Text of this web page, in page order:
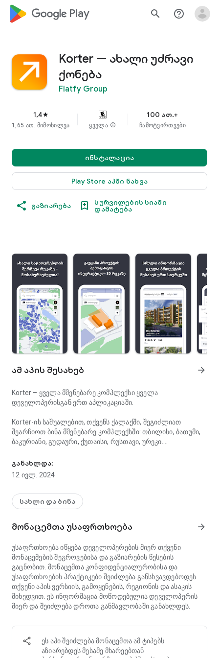
google_logo Play search help_outline
Korter — ახალი უძრავი
ქონება
Flatfy Group
1,4star
1,65 ათ. მიმოხილვა ყველა info
100 ათ.+
ჩამოტვირთვები
ინსტალაცია
Play Store აპში ნახვა
გაზიარება სურვილების სიაში
დამატება
ამ აპის შესახებ arrow_forward
Korter – ყველა მშენებარე კომპლექსი ყველა
დეველოპერისგან ერთ აპლიკაციაში.
Korter-ის საშუალებით, თქვენს ქალაქში, შეგიძლიათ
შეარჩიოთ ბინა მშენებარე კომპლექსში: თბილისი, ბათუმი,
ბაკურიანი, გუდაური, ქუთაისი, რუსთავი, ურეკი.
ყველა აქტუალური ინფორმაცია საცხოვრებელი
კომპლექსების შესახებ და დეველოპერების ყველა
მიმდინარე შეთავაზებები ხელმისაწვდომია ერთ
Korter-ის მობილურ აპლიკაციაში უკვე:
გამოყენებით, შეარჩიეთ დეველოპერების შეთავაზებები,
მიხედვით, ფართობის, ადგილმდებარეობის, ფასის,
მშენებლობის დასრულების, ოთახების რაოდენობის და ა.შ.
•სრული და გადამოწმებული ინფორმაცია. თითოეული
მშენებარე კომპლექსისთვის შეგროვებულია ყველა
ინფორმაცია:
მაღალი ხარისხის რენდერები (პროექტის ვიზუალიზაცია),
მშენებლობის მდგომარეობის მონაცემები, მიმდინარე
ინფორმაცია დეველოპერის შესახებ. ინფორმაციის
გამოქვეყნებამდე, ჩვენ ვამოწმებთ ყველა ინფორმაციას,
რათა მიიღოთ გადაწყვეტილება, ობიექტური მონაცემების
განახლდა:
12 ივლ. 2024
სახლი და ბინა
მონაცემთა უსაფრთხოება arrow_forward
უსაფრთხოება იწყება დეველოპერების მიერ თქვენი
მონაცემების შეგროვებისა და გაზიარების წესების
გაცნობით. მონაცემთა კონფიდენციალურობისა და
უსაფრთხოების პრაქტიკები შეიძლება განსხვავდებოდეს
თქვენი აპის ვერსიის, გამოყენების, რეგიონის და ასაკის
მიხედვით. ეს ინფორმაცია მოწოდებულია დეველოპერის
მიერ და შეიძლება დროთა განმავლობაში განახლდეს.
ეს აპი შეიძლება მონაცემთა ამ ტიპებს
აზიარებდეს მესამე მხარეებთან